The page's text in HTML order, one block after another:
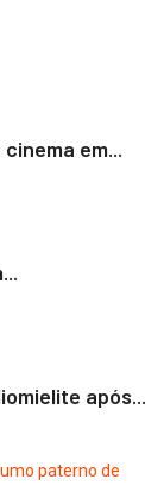
em...
após...